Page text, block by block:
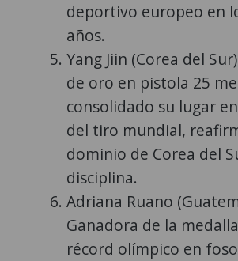
deportivo europeo en
años.
Yang Jiin (Corea del
de oro en pistola 25
consolidado su lugar
del tiro mundial,
dominio de Corea del
disciplina.
Adriana Ruano
Ganadora de la
récord olímpico en